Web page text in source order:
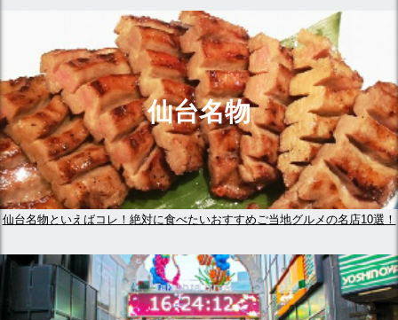
仙台名物
仙台名物といえばコレ！絶対に食べたいおすすめご当地グルメの名店10選！